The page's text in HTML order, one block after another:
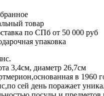
товар
по СПб от 50 000 руб
упаковка
3,4см, диаметр 26,7см
в 1960
сей день поражает